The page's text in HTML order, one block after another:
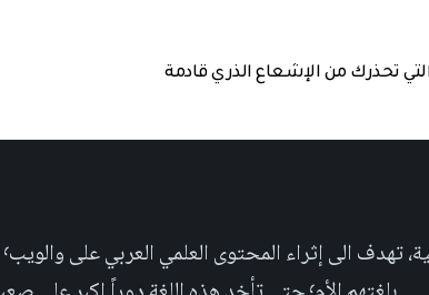
تحذرك من الإشعاع الذري قادمة